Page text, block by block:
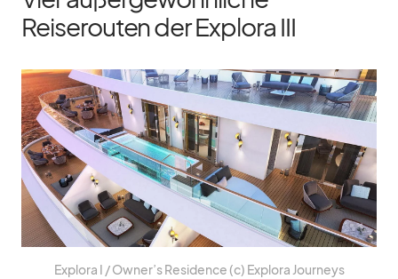
Reiserouten der Explora III
Ex­plora I /​ Owner’s Re­si­dence (c) Ex­plora Jour­neys